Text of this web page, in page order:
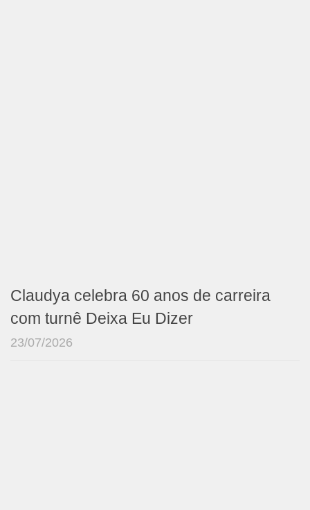
Claudya celebra 60 anos de carreira
com turnê Deixa Eu Dizer
23/07/2026